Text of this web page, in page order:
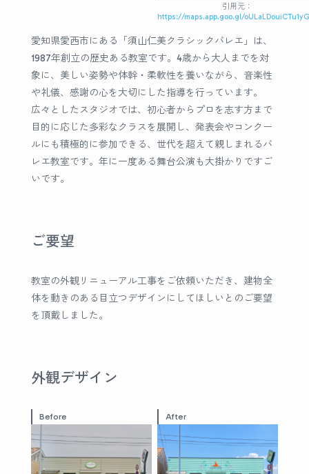
引用元：
https://maps.app.goo.gl/
愛知県愛西市にある「須山仁美クラシックバレエ」は、
1987年創立の歴史ある教室です。4歳から大人までを対
象に、美しい姿勢や体幹・柔軟性を養いながら、音楽性
や礼儀、感謝の心を大切にした指導を行っています。
広々としたスタジオでは、初心者からプロを志す方まで
目的に応じた多彩なクラスを展開し、発表会やコンクー
ルにも積極的に参加できる、世代を超えて親しまれるバ
レエ教室です。年に一度ある舞台公演も大掛かりですご
いです。
ご要望
教室の外観リニューアル工事をご依頼いただき、建物全
体を動きのある目立つデザインにしてほしいとのご要望
を頂戴しました。
外観デザイン
Before After